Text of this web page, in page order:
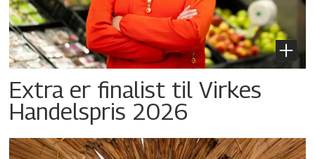
Extra er finalist til Virkes
Handelspris 2026